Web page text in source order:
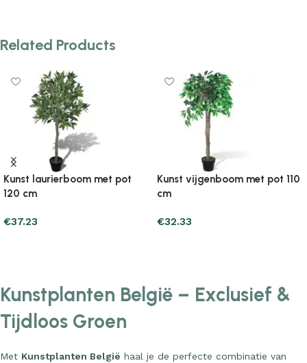
Related Products
Kunst laurierboom met pot
120 cm
€37.23
Kunst vijgenboom met pot 110
cm
€32.33
Kunstplanten België – Exclusief &
Tijdloos Groen
Met Kunstplanten België haal je de perfecte combinatie van